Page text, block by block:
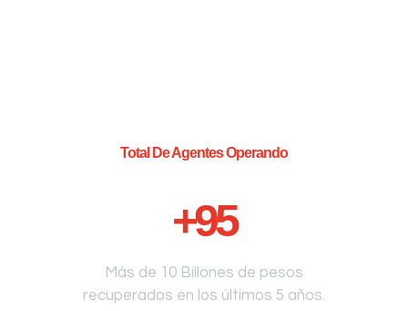
Total De Agentes Operando
+95
Más de 10 Billones de pesos
recuperados en los últimos 5 años.